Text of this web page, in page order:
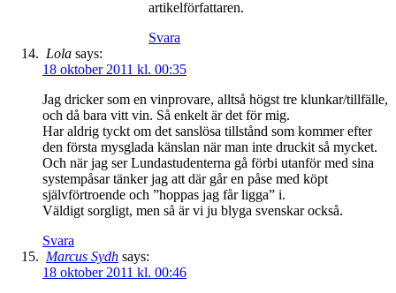
artikelförfattaren.
Svara
Lola says:
18 oktober 2011 kl. 00:35
Jag dricker som en vinprovare, alltså högst tre klunkar/tillfälle,
och då bara vitt vin. Så enkelt är det för mig.
Har aldrig tyckt om det sanslösa tillstånd som kommer efter
den första mysglada känslan när man inte druckit så mycket.
Och när jag ser Lundastudenterna gå förbi utanför med sina
systempåsar tänker jag att där går en påse med köpt
självförtroende och ”hoppas jag får ligga” i.
Väldigt sorgligt, men så är vi ju blyga svenskar också.
Svara
Marcus Sydh says:
18 oktober 2011 kl. 00:46